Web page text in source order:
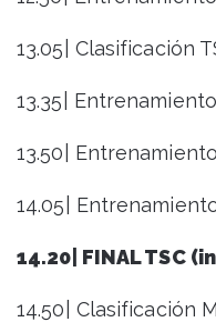
13.05| Clasificación
13.35|
13.50|
14.05|
14.20| FINAL TSC
14.50| Clasificación